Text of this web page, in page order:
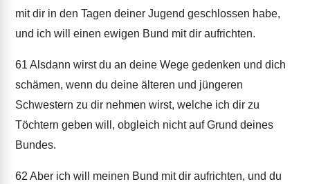
mit dir in den Tagen deiner Jugend geschlossen habe,
und ich will einen ewigen Bund mit dir aufrichten.
61 Alsdann wirst du an deine Wege gedenken und dich
schämen, wenn du deine älteren und jüngeren
Schwestern zu dir nehmen wirst, welche ich dir zu
Töchtern geben will, obgleich nicht auf Grund deines
Bundes.
62 Aber ich will meinen Bund mit dir aufrichten, und du